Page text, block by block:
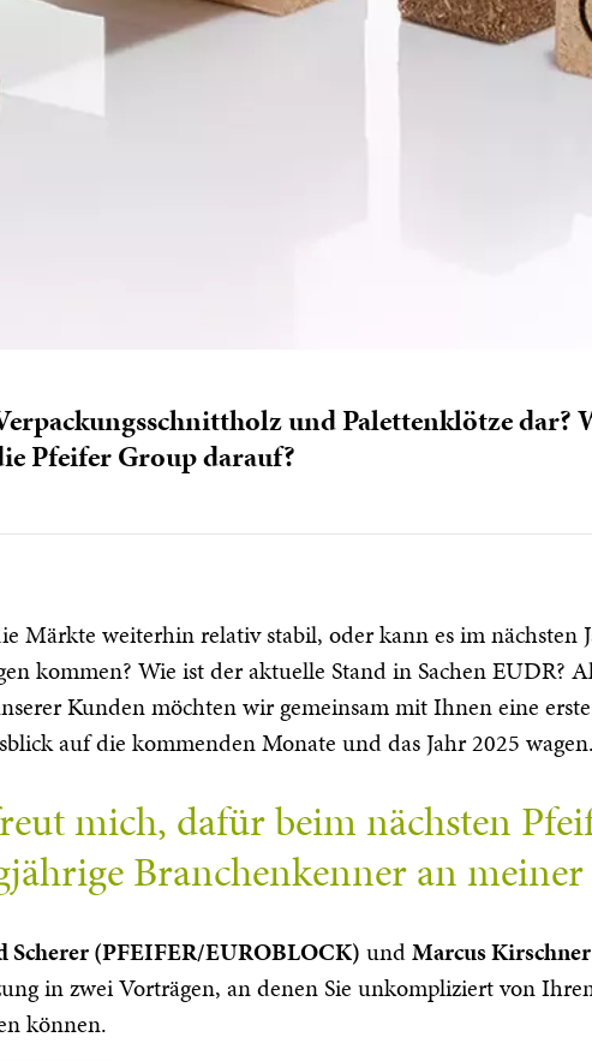
und Palettenklötze dar?
Pfeifer Group darauf?
Märkte weiterhin relativ stabil, oder kann es im nächsten
kommen? Wie ist der aktuelle Stand in Sachen EUDR?
Kunden möchten wir gemeinsam mit Ihnen eine
auf die kommenden Monate und das Jahr 2025 wagen.
mich, dafür beim nächsten
Branchenkenner an meiner
Scherer (PFEIFER/EUROBLOCK) undMarcus
in zwei Vorträgen, an denen Sie unkompliziert von
können.